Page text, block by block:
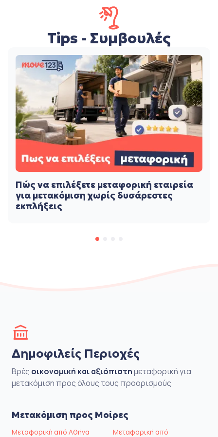
Tips - Συμβουλές
Πώς να επιλέξετε μεταφορική εταιρεία
για μετακόμιση χωρίς δυσάρεστες
εκπλήξεις
Δημοφιλείς Περιοχές
Βρές οικονομική και αξιόπιστημεταφορική για
μετακόμιση προς όλους τους προορισμούς
Μετακόμιση προς Μοίρες
Μεταφορική από Αθήνα
Μεταφορική από